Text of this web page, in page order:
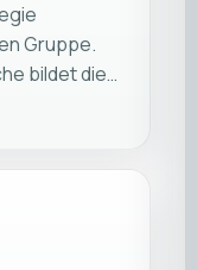
Gruppe.
bildet die